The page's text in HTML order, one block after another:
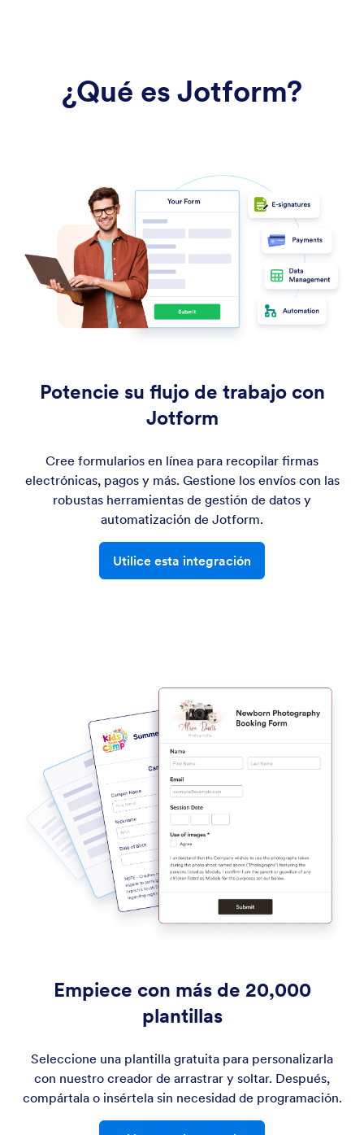
¿Qué es Jotform?
Potencie su flujo de trabajo con
Jotform
Cree formularios en línea para recopilar firmas
electrónicas, pagos y más. Gestione los envíos con las
robustas herramientas de gestión de datos y
automatización de Jotform.
Utilice esta integración
Empiece con más de 20,000
plantillas
Seleccione una plantilla gratuita para personalizarla
con nuestro creador de arrastrar y soltar. Después,
compártala o insértela sin necesidad de programación.